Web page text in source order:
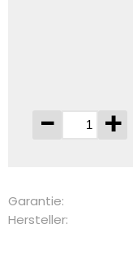
- +
Garantie:
Hersteller: